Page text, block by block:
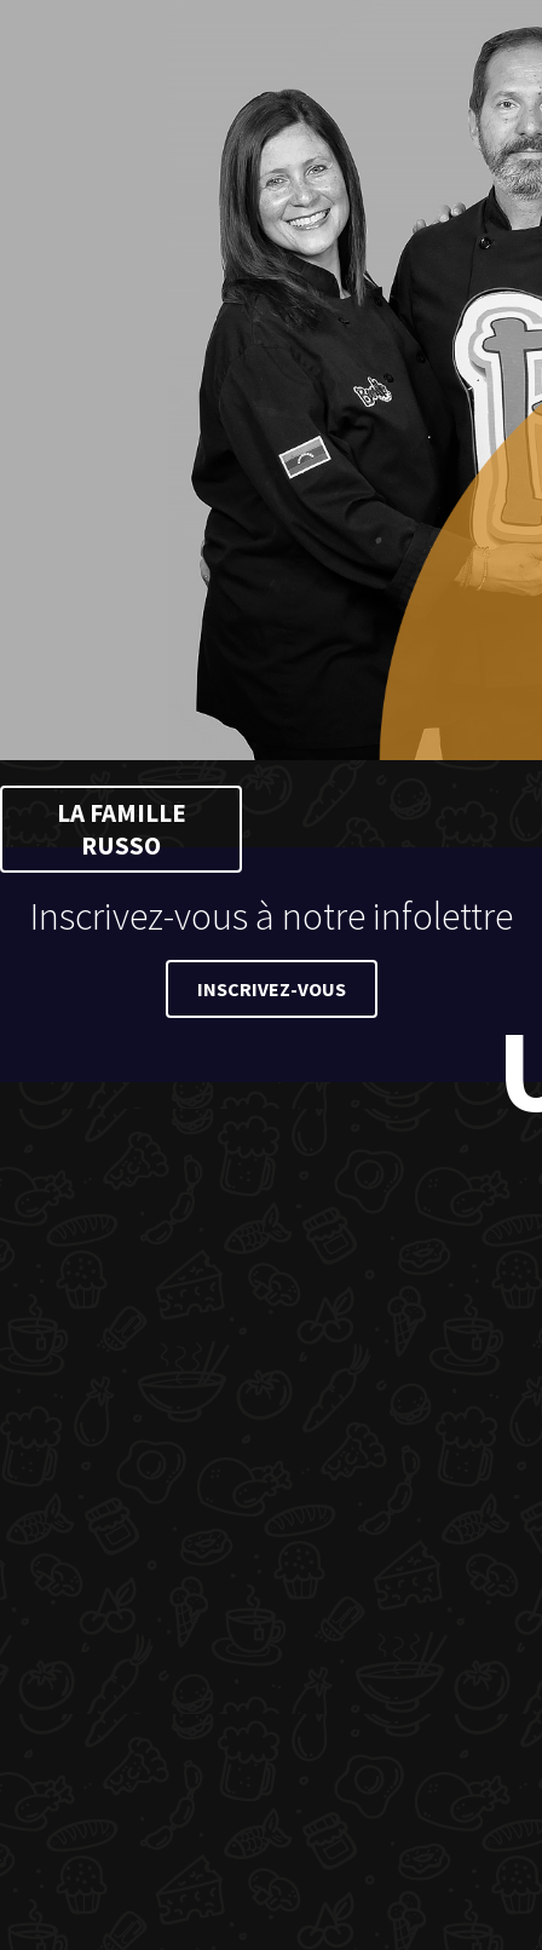
LA FAMILLE
RUSSO
Inscrivez-vous à notre infolettre
INSCRIVEZ-VOUS